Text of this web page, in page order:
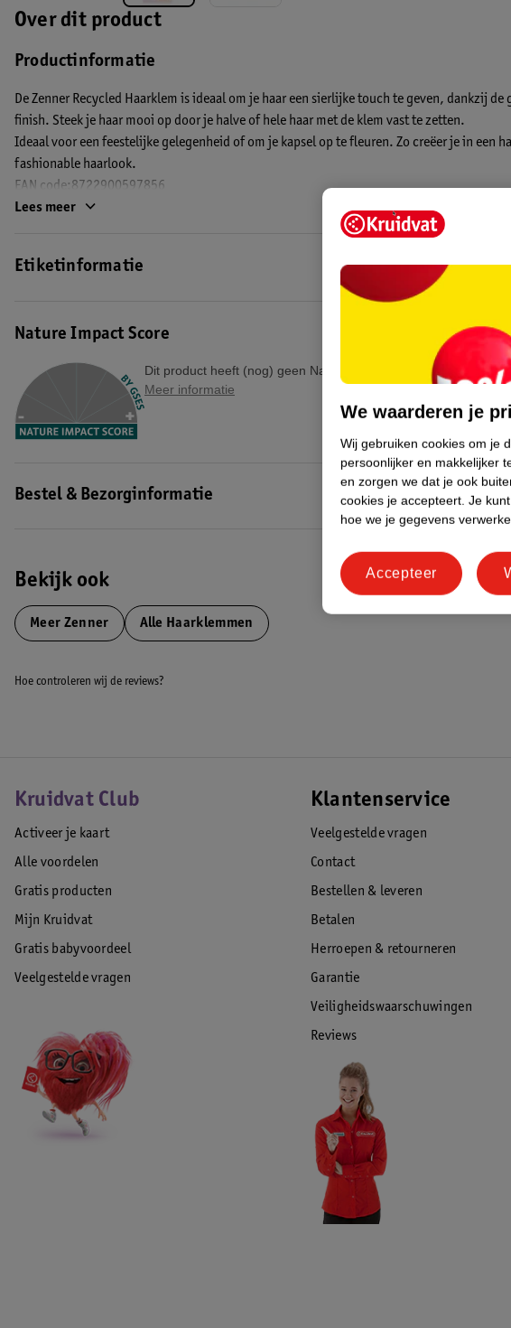
Over dit product
Productinformatie
De Zenner Recycled Haarklem is ideaal om je haar een sierlijke touch te geven, dankzij de
finish. Steek je haar mooi op door je halve of hele haar met de klem vast te zetten.
Ideaal voor een feestelijke gelegenheid of om je kapsel op te fleuren. Zo creëer je in een
fashionable haarlook.
EAN code:8722900597856
Lees meer
Etiketinformatie
Nature Impact Score
Dit product heeft (nog) geen Nature Impact Score.
Meer informatie
Bestel & Bezorginformatie
Bekijk ook
Meer Zenner Alle Haarklemmen
Hoe controleren wij de reviews?
Kruidvat Club
Activeer je kaart
Alle voordelen
Gratis producten
Mijn Kruidvat
Gratis babyvoordeel
Veelgestelde vragen
Klantenservice
Veelgestelde vragen
Contact
Bestellen & leveren
Betalen
Herroepen & retourneren
Garantie
Veiligheidswaarschuwingen
Reviews
We waarderen je
Wij gebruiken cookies om je
persoonlijker en makkelijker
en zorgen we dat je ook
cookies je accepteert. Je
hoe we je gegevens
Accepteer